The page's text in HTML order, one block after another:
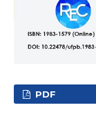
PDF